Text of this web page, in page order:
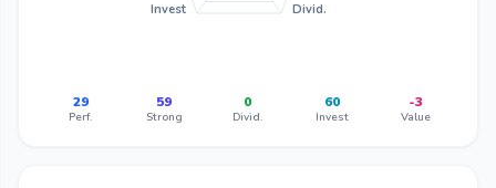
Divid.
Invest
29
Perf.
59
Strong
0
Divid.
60
Invest
-3
Value